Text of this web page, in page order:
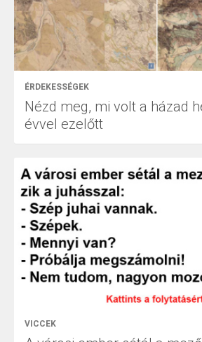
ÉRDEKESSÉGEK
Nézd meg, mi volt a házad
évvel ezelőtt
VICCEK